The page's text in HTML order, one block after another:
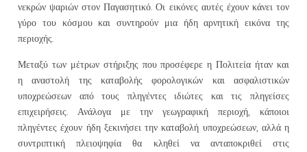
νεκρών ψαριών στον Παγασητικό. Οι εικόνες αυτές έχουν κάνει τον
γύρο του κόσμου και συντηρούν μια ήδη αρνητική εικόνα της
περιοχής.
Μεταξύ των μέτρων στήριξης που προσέφερε η Πολιτεία ήταν και
η αναστολή της καταβολής φορολογικών και ασφαλιστικών
υποχρεώσεων από τους πληγέντες ιδιώτες και τις πληγείσες
επιχειρήσεις. Ανάλογα με την γεωγραφική περιοχή, κάποιοι
πληγέντες έχουν ήδη ξεκινήσει την καταβολή υποχρεώσεων, αλλά η
συντριπτική πλειοψηφία θα κληθεί να ανταποκριθεί στις